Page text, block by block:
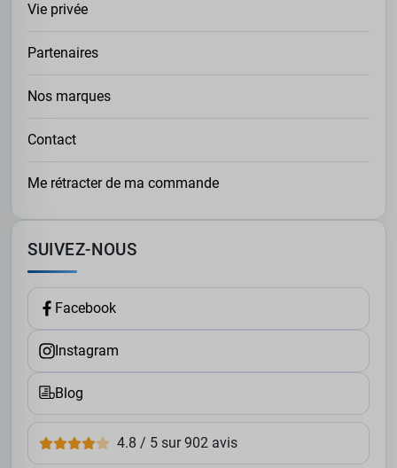
Vie privée
Partenaires
Nos marques
Contact
Me rétracter de ma commande
SUIVEZ-NOUS
Facebook
Instagram
Blog
4.8 / 5 sur 902 avis